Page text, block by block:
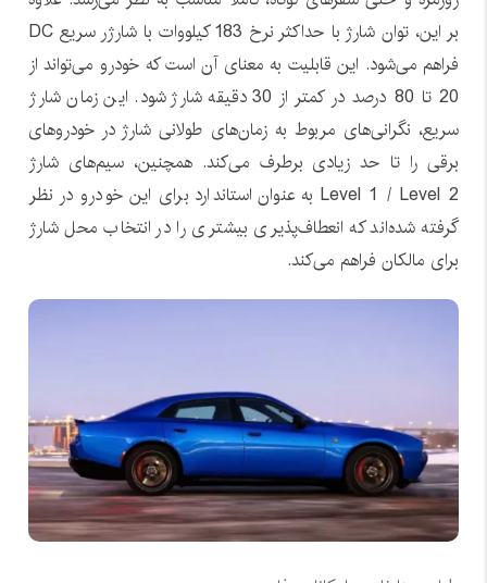
بر این، توان شارژ با حداکثر نرخ 183 کیلووات با شارژر سریع DC
فراهم می‌شود. این قابلیت به معنای آن است که خودرو می‌تواند از
20 تا 80 درصد در کمتر از 30 دقیقه شارژ شود. این زمان شارژ
سریع، نگرانی‌های مربوط به زمان‌های طولانی شارژ در خودروهای
برقی را تا حد زیادی برطرف می‌کند. همچنین، سیم‌های شارژ
Level 1 / Level 2 به عنوان استاندارد برای این خودرو در نظر
گرفته شده‌اند که انعطاف‌پذیری بیشتری را در انتخاب محل شارژ
برای مالکان فراهم می‌کند.